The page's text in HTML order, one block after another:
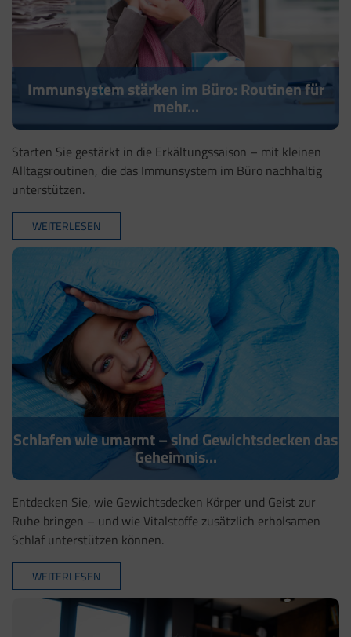
Immunsystem stärken im Büro: Routinen für
mehr...
Starten Sie gestärkt in die Erkältungssaison – mit kleinen
Alltagsroutinen, die das Immunsystem im Büro nachhaltig
unterstützen.
WEITERLESEN
Schlafen wie umarmt – sind Gewichtsdecken das
Geheimnis...
Entdecken Sie, wie Gewichtsdecken Körper und Geist zur
Ruhe bringen – und wie Vitalstoffe zusätzlich erholsamen
Schlaf unterstützen können.
WEITERLESEN